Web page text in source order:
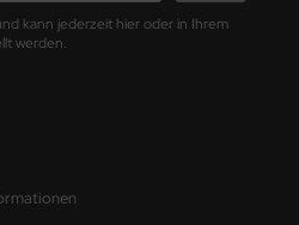
kann jederzeit hier oder in Ihrem
werden.